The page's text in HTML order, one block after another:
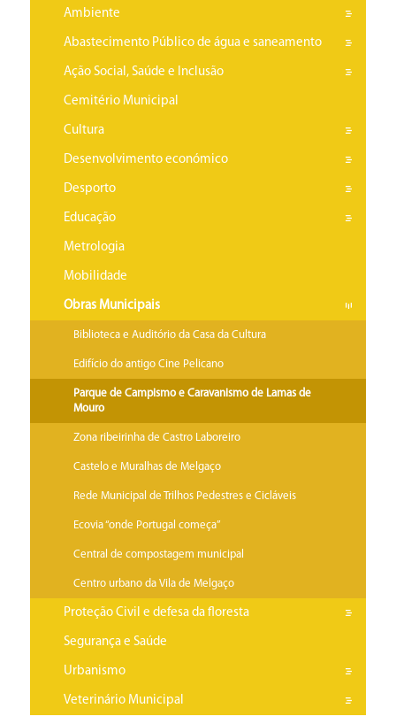
Ambiente
Abastecimento Público de água e saneamento
Ação Social, Saúde e Inclusão
Cemitério Municipal
Cultura
Desenvolvimento económico
Desporto
Educação
Metrologia
Mobilidade
Obras Municipais
Biblioteca e Auditório da Casa da Cultura
Edifício do antigo Cine Pelicano
Parque de Campismo e Caravanismo de Lamas de
Mouro
Zona ribeirinha de Castro Laboreiro
Castelo e Muralhas de Melgaço
Rede Municipal de Trilhos Pedestres e Cicláveis
Ecovia “onde Portugal começa”
Central de compostagem municipal
Centro urbano da Vila de Melgaço
Proteção Civil e defesa da floresta
Segurança e Saúde
Urbanismo
Veterinário Municipal